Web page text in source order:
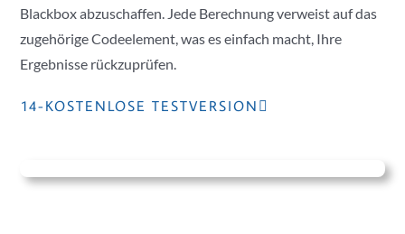
Blackbox abzuschaffen. Jede Berechnung verweist auf das
zugehörige Codeelement, was es einfach macht, Ihre
Ergebnisse rückzuprüfen.
14-KOSTENLOSE TESTVERSION